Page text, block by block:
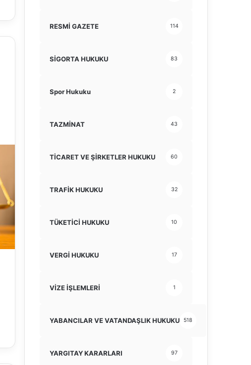
RESMİ GAZETE 114
SİGORTA HUKUKU 83
Spor Hukuku 2
TAZMİNAT 43
TİCARET VE ŞİRKETLER HUKUKU 60
TRAFİK HUKUKU 32
TÜKETİCİ HUKUKU 10
VERGİ HUKUKU 17
VİZE İŞLEMLERİ 1
YABANCILAR VE VATANDAŞLIK HUKUKU 518
YARGITAY KARARLARI 97